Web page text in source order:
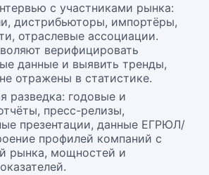
с участниками рынка:
дистрибьюторы, импортёры,
отраслевые ассоциации.
верифицировать
данные и выявить тренды,
отражены в статистике.
разведка: годовые и
пресс-релизы,
презентации, данные ЕГРЮЛ/
профилей компаний с
рынка, мощностей и